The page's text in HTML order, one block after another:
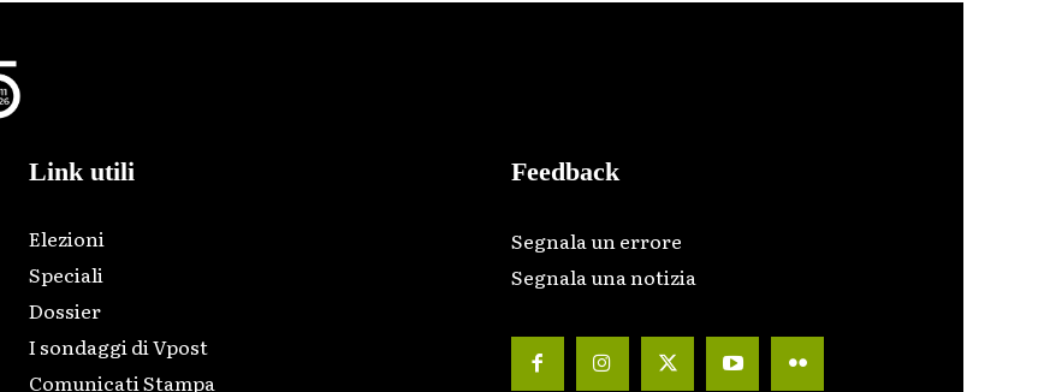
Link utili
Elezioni
Speciali
Dossier
I sondaggi di Vpost
Comunicati Stampa
Feedback
Segnala un errore
Segnala una notizia